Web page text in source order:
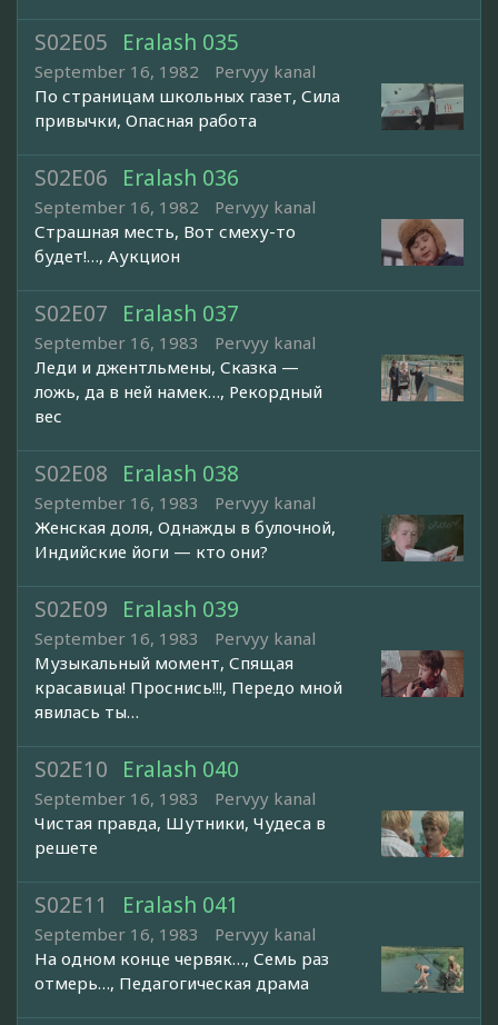
S02E05 Eralash 035
September 16, 1982
Pervyy kanal
По страницам школьных газет, Сила
привычки, Опасная работа
S02E06 Eralash 036
September 16, 1982
Pervyy kanal
Страшная месть, Вот смеху-то
будет!…, Аукцион
S02E07 Eralash 037
September 16, 1983
Pervyy kanal
Леди и джентльмены, Сказка —
ложь, да в ней намек…, Рекордный
вес
S02E08 Eralash 038
September 16, 1983
Pervyy kanal
Женская доля, Однажды в булочной,
Индийские йоги — кто они?
S02E09 Eralash 039
September 16, 1983
Pervyy kanal
Музыкальный момент, Спящая
красавица! Проснись!!!, Передо мной
явилась ты…
S02E10 Eralash 040
September 16, 1983
Pervyy kanal
Чистая правда, Шутники, Чудеса в
решете
S02E11 Eralash 041
September 16, 1983
Pervyy kanal
На одном конце червяк…, Семь раз
отмерь…, Педагогическая драма